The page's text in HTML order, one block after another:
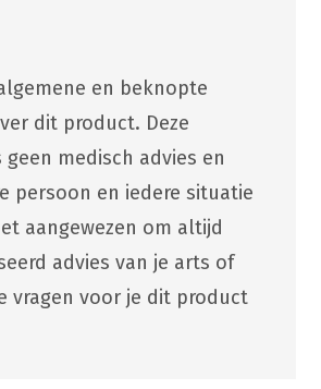
en beknopte
dit product. Deze
medisch advies en
persoon en iedere situatie
aangewezen om altijd
advies van je arts of
vragen voor je dit product